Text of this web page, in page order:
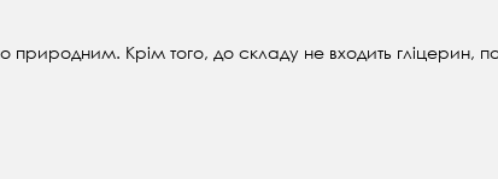
природним. Крім того, до складу не входить гліцерин,